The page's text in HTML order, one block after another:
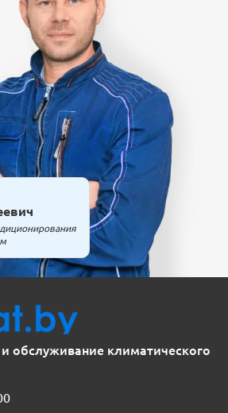
обслуживание климатического